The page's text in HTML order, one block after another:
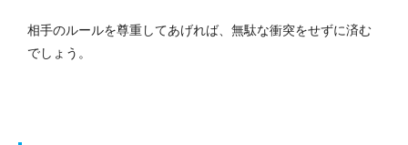
相手のルールを尊重してあげれば、無駄な衝突をせずに済む
でしょう。